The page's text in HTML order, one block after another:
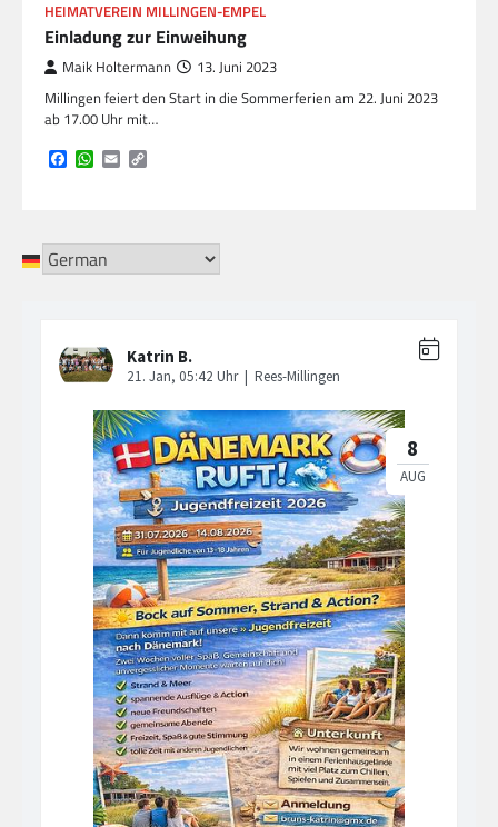
HEIMATVEREIN MILLINGEN-EMPEL
Einladung zur Einweihung
Maik Holtermann 13. Juni 2023
Millingen feiert den Start in die Sommerferien am 22. Juni 2023
ab 17.00 Uhr mit…
Facebook
WhatsApp
Email